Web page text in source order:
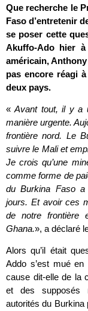
Que recherche le
Faso d’entretenir
se poser cette
Akuffo-Ado hier à
américain,
pas encore réagi
deux pays.
«Avant tout, il y a
manière urgente.
frontière nord. Le
suivre le Mali et
Je crois qu’une
comme forme de
du Burkina Faso
jours. Et avoir ces
de notre frontière
Ghana.», a déclaré
Alors qu’il était
Addo s’est mué
cause dit-elle de la
et des supposés
autorités du Burkina